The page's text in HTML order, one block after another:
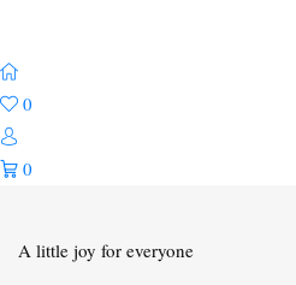
0
0
A little joy for everyone